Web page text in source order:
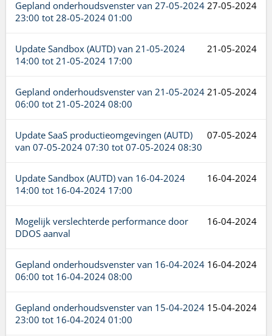
27-05-2024
Gepland onderhoudsvenster van 27-05-2024
23:00 tot 28-05-2024 01:00
21-05-2024
Update Sandbox (AUTD) van 21-05-2024
14:00 tot 21-05-2024 17:00
21-05-2024
Gepland onderhoudsvenster van 21-05-2024
06:00 tot 21-05-2024 08:00
07-05-2024
Update SaaS productieomgevingen (AUTD)
van 07-05-2024 07:30 tot 07-05-2024 08:30
16-04-2024
Update Sandbox (AUTD) van 16-04-2024
14:00 tot 16-04-2024 17:00
16-04-2024
Mogelijk verslechterde performance door
DDOS aanval
16-04-2024
Gepland onderhoudsvenster van 16-04-2024
06:00 tot 16-04-2024 08:00
15-04-2024
Gepland onderhoudsvenster van 15-04-2024
23:00 tot 16-04-2024 01:00